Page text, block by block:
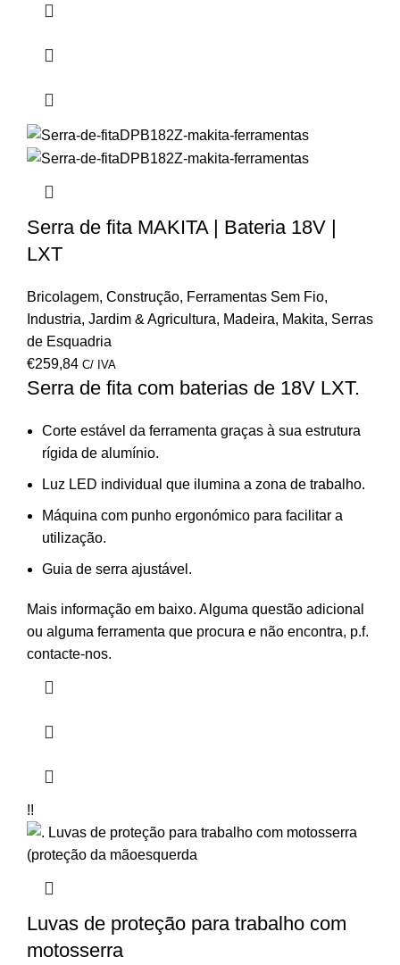
Serra de fita MAKITA | Bateria 18V |
LXT
Bricolagem, Construção, Ferramentas Sem Fio,
Industria, Jardim & Agricultura, Madeira, Makita, Serras
de Esquadria
€259,84 C/ IVA
Serra de fita com baterias de 18V LXT.
Corte estável da ferramenta graças à sua estrutura
rígida de alumínio.
Luz LED individual que ilumina a zona de trabalho.
Máquina com punho ergonómico para facilitar a
utilização.
Guia de serra ajustável.
Mais informação em baixo. Alguma questão adicional
ou alguma ferramenta que procura e não encontra, p.f.
contacte-nos.
!!
Luvas de proteção para trabalho com
motosserra